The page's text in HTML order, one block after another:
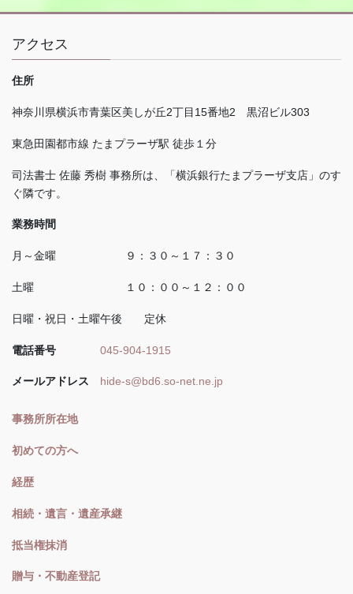
アクセス
住所
神奈川県横浜市青葉区美しが丘2丁目 15番地2 黒沼ビル303
東急田園都市線 たまプラーザ駅 徒歩１分
司法書士 佐藤 秀樹 事務所は、「横浜銀行たまプラーザ支店」のす
ぐ隣です。
業務時間
月～金曜 ９：３０～１７：３０
土曜 １０：００～１２：００
日曜・祝日・土曜午後 定休
電話番号 045-904-1915
メールアドレス hide-s@bd6.so-net.ne.jp
事務所所在地
初めての方へ
経歴
相続・遺言・遺産承継
抵当権抹消
贈与・不動産登記